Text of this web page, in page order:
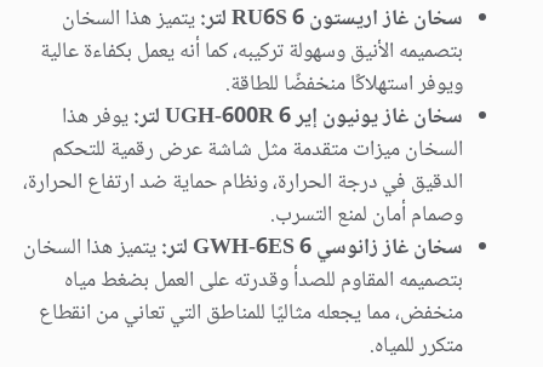
سخان غاز اريستون RU6S 6 لتر:
يتميز هذا السخان
بتصميمه الأنيق وسهولة تركيبه، كما أنه يعمل بكفاءة عالية
ويوفر استهلاكًا منخفضًا للطاقة.
سخان غاز يونيون إير UGH-600R 6 لتر:
يوفر هذا
السخان ميزات متقدمة مثل شاشة عرض رقمية للتحكم
الدقيق في درجة الحرارة، ونظام حماية ضد ارتفاع الحرارة،
وصمام أمان لمنع التسرب.
سخان غاز زانوسي GWH-6ES 6 لتر:
يتميز هذا السخان
بتصميمه المقاوم للصدأ وقدرته على العمل بضغط مياه
منخفض، مما يجعله مثاليًا للمناطق التي تعاني من انقطاع
متكرر للمياه.